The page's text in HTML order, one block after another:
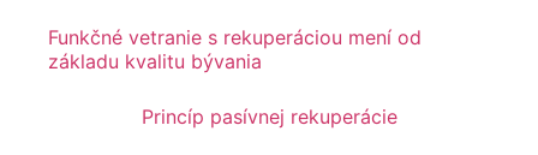
Funkčné vetranie s rekuperáciou mení od
základu kvalitu bývania
Princíp pasívnej rekuperácie